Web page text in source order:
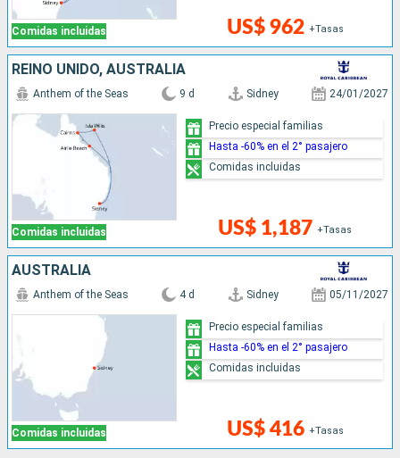
Comidas incluidas US$ 962 +Tasas
REINO UNIDO, AUSTRALIA
Comidas incluidas
Anthem of the Seas 9 d Sidney 24/01/2027
US$ 1,187 +Tasas
Precio especial familias
Hasta -60% en el 2° pasajero
Comidas incluidas
AUSTRALIA
Comidas incluidas
Anthem of the Seas 4 d Sidney 05/11/2027
US$ 416 +Tasas
Precio especial familias
Hasta -60% en el 2° pasajero
Comidas incluidas